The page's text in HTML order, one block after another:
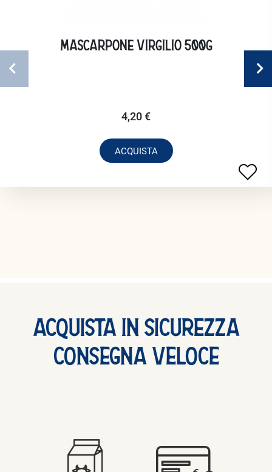
MASCARPONE VIRGILIO 500G
4,20 €
ACQUISTA
Acquista In Sicurezza
Consegna Veloce